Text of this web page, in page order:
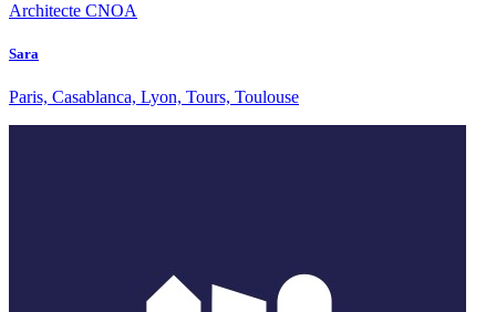
Architecte CNOA
Sara
Paris, Casablanca, Lyon, Tours, Toulouse